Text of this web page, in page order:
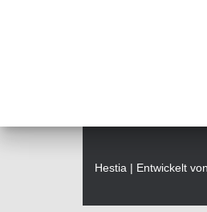
Hestia | Entwickelt von